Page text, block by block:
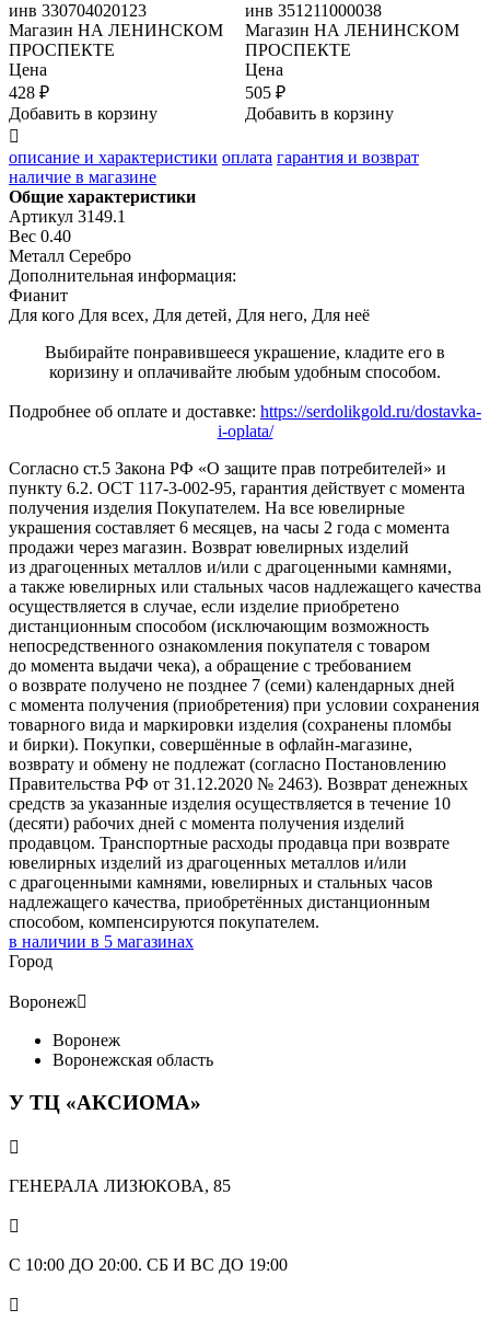
инв 330704020123
Магазин НА ЛЕНИНСКОМ
ПРОСПЕКТЕ
Цена
428 ₽
Добавить в корзину
инв 351211000038
Магазин НА ЛЕНИНСКОМ
ПРОСПЕКТЕ
Цена
505 ₽
Добавить в корзину

описание и характеристики оплата гарантия и возврат
наличие в магазине
Общие характеристики
Артикул 3149.1
Вес 0.40
Металл Серебро
Дополнительная информация:
Фианит
Для кого Для всех, Для детей, Для него, Для неё
Выбирайте понравившееся украшение, кладите его в
коризину и оплачивайте любым удобным способом.
Подробнее об оплате и доставке: https://serdolikgold.ru/dostavka-
i-oplata/
Согласно ст.5 Закона РФ «О защите прав потребителей» и
пункту 6.2. ОСТ 117-3-002-95, гарантия действует с момента
получения изделия Покупателем. На все ювелирные
украшения составляет 6 месяцев, на часы 2 года с момента
продажи через магазин. Возврат ювелирных изделий
из драгоценных металлов и/или с драгоценными камнями,
а также ювелирных или стальных часов надлежащего качества
осуществляется в случае, если изделие приобретено
дистанционным способом (исключающим возможность
непосредственного ознакомления покупателя с товаром
до момента выдачи чека), а обращение с требованием
о возврате получено не позднее 7 (семи) календарных дней
с момента получения (приобретения) при условии сохранения
товарного вида и маркировки изделия (сохранены пломбы
и бирки). Покупки, совершённые в офлайн-магазине,
возврату и обмену не подлежат (согласно Постановлению
Правительства РФ от 31.12.2020 № 2463). Возврат денежных
средств за указанные изделия осуществляется в течение 10
(десяти) рабочих дней с момента получения изделий
продавцом. Транспортные расходы продавца при возврате
ювелирных изделий из драгоценных металлов и/или
с драгоценными камнями, ювелирных и стальных часов
надлежащего качества, приобретённых дистанционным
способом, компенсируются покупателем.
в наличии в 5 магазинах
Город
Воронеж
Воронеж
Воронежская область
У ТЦ «АКСИОМА»

ГЕНЕРАЛА ЛИЗЮКОВА, 85

С 10:00 ДО 20:00. СБ И ВС ДО 19:00
